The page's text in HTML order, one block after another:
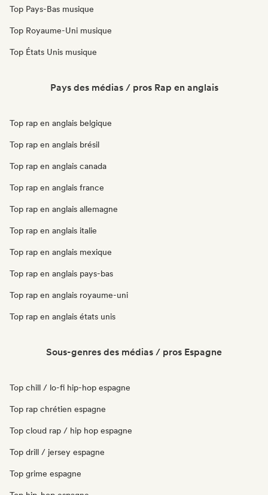
Top Pays-Bas musique
Top Royaume-Uni musique
Top États Unis musique
Pays des médias / pros Rap en anglais
Top rap en anglais belgique
Top rap en anglais brésil
Top rap en anglais canada
Top rap en anglais france
Top rap en anglais allemagne
Top rap en anglais italie
Top rap en anglais mexique
Top rap en anglais pays-bas
Top rap en anglais royaume-uni
Top rap en anglais états unis
Sous-genres des médias / pros Espagne
Top chill / lo-fi hip-hop espagne
Top rap chrétien espagne
Top cloud rap / hip hop espagne
Top drill / jersey espagne
Top grime espagne